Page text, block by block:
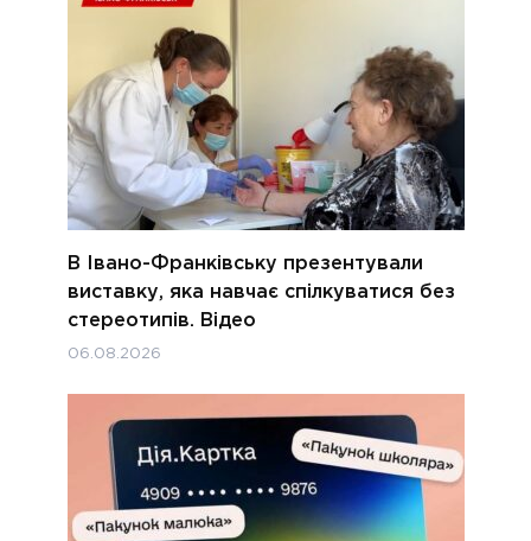
В Івано-Франківську презентували
виставку, яка навчає спілкуватися без
стереотипів. Відео
06.08.2026